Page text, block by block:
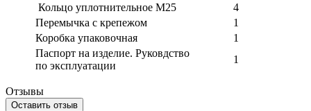
Кольцо уплотнительное М25
4
Перемычка с крепежом
1
Коробка упаковочная
1
Паспорт на изделие. Руковдство
по эксплуатации
1
Отзывы
Оставить отзыв